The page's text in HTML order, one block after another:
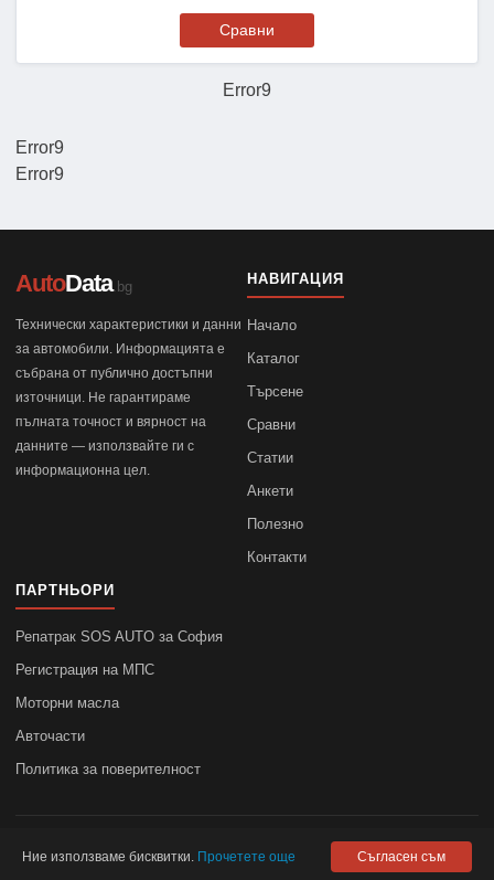
Error9
Сравни
Error9
Error9
AutoData.bg
Технически характеристики и данни
за автомобили. Информацията е
събрана от публично достъпни
източници. Не гарантираме
пълната точност и вярност на
данните — използвайте ги с
информационна цел.
НАВИГАЦИЯ
Начало
Каталог
Търсене
Сравни
Статии
Анкети
Полезно
Контакти
ПАРТНЬОРИ
Репатрак SOS AUTO за София
Регистрация на МПС
Моторни масла
Авточасти
Политика за поверителност
autodata.bg не носи отговорност за точността на данните.
Ние използваме бисквитки. Прочетете още Съгласен съм